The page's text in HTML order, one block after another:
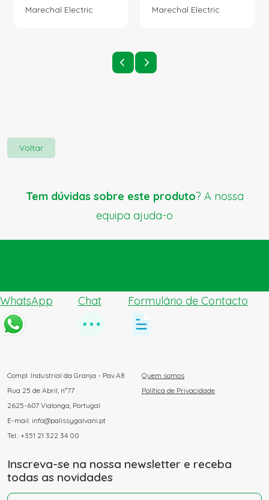
Marechal Electric Marechal Electric
Voltar
Tem dúvidas sobre este produto? A nossa
equipa ajuda-o
WhatsApp Chat Formulário de Contacto
Compl. Industrial da Granja - Pav.A8
Rua 25 de Abril, nº77
2625-607 Vialonga, Portugal
E-mail: info@palissygalvani.pt
Tel.: +351 21 322 34 00
Quem somos
Política de Privacidade
Inscreva-se na nossa newsletter e receba
todas as novidades